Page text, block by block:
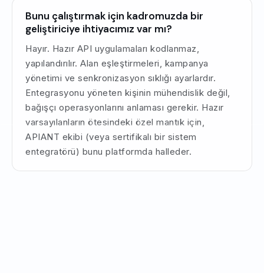
Bunu çalıştırmak için kadromuzda bir
geliştiriciye ihtiyacımız var mı?
Hayır. Hazır API uygulamaları kodlanmaz,
yapılandırılır. Alan eşleştirmeleri, kampanya
yönetimi ve senkronizasyon sıklığı ayarlardır.
Entegrasyonu yöneten kişinin mühendislik değil,
bağışçı operasyonlarını anlaması gerekir. Hazır
varsayılanların ötesindeki özel mantık için,
APIANT ekibi (veya sertifikalı bir sistem
entegratörü) bunu platformda halleder.